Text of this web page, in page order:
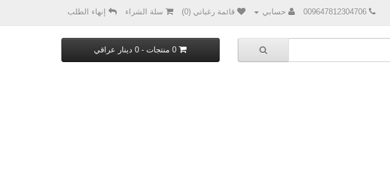
009647812304706 حسابي قائمة رغباتي (0) سلة الشراء إنهاء الطلب
0 منتجات - 0 دينار عراقي